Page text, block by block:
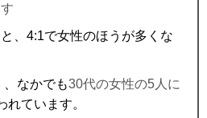
、 4:1で女性のほうが多くな
、なかでも30代の女性の5 人に
れています。